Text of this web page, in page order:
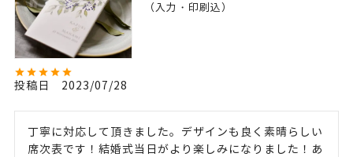
（入力・印刷込）
投稿日 2023/07/28
丁寧に対応して頂きました。デザインも良く素晴らしい
席次表です！結婚式当日がより楽しみになりました！あ